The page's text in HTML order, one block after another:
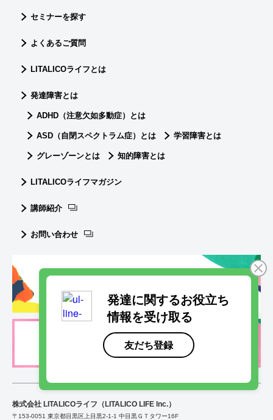
セミナーを探す
よくあるご質問
LITALICOライフとは
発達障害とは
ADHD（注意欠如多動症）とは
ASD（自閉スペクトラム症）とは 学習障害とは
グレーゾーンとは 知的障害とは
LITALICOライフマガジン
講師紹介
お問い合わせ
LITALICOライフ採用情報
株式会社 LITALICOライフ（LITALICO LIFE lnc.）
〒153-0051 東京都目黒区上目黒2-1-1 中目黒ＧＴタワー16F